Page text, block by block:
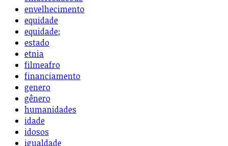
envelhecimento
equidade
equidade;
estado
etnia
filmeafro
financiamento
genero
gênero
humanidades
idade
idosos
igualdade